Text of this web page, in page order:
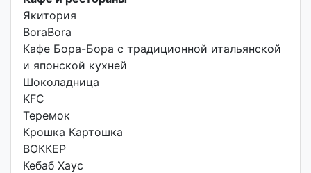
Якитория
BoraBora
Кафе Бора-Бора с традиционной итальянской
и японской кухней
Шоколадница
KFC
Теремок
Крошка Картошка
ВОККЕР
Кебаб Хаус